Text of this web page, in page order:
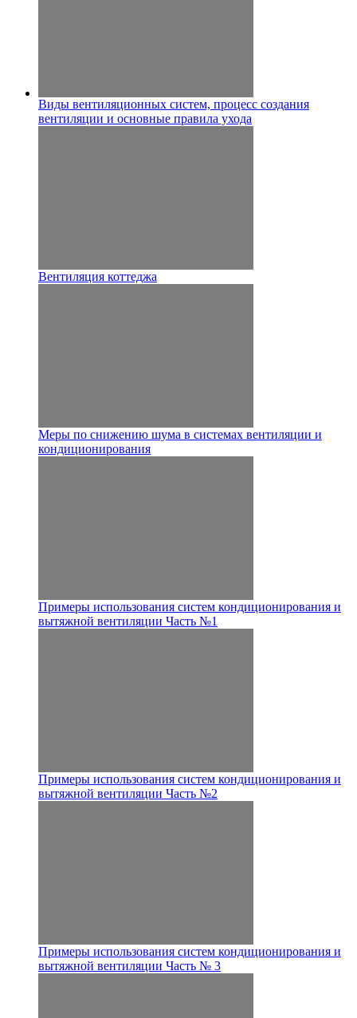
Виды вентиляционных систем, процесс создания
вентиляции и основные правила ухода
Вентиляция коттеджа
Меры по снижению шума в системах вентиляции и
кондиционирования
Примеры использования систем кондиционирования и
вытяжной вентиляции Часть №1
Примеры использования систем кондиционирования и
вытяжной вентиляции Часть №2
Примеры использования систем кондиционирования и
вытяжной вентиляции Часть № 3